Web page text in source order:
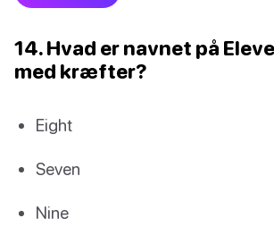
14. Hvad er navnet på
med kræfter?
Eight
Seven
Nine